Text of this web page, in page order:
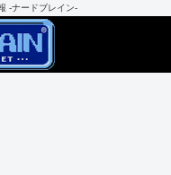
-ナードブレイン-